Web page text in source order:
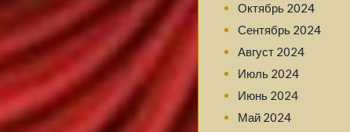
Октябрь 2024
Сентябрь 2024
Август 2024
Июль 2024
Июнь 2024
Май 2024